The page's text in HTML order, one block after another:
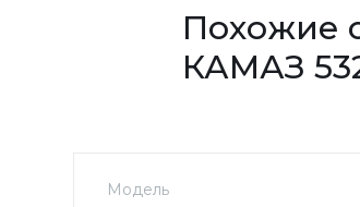
Похожие
КАМАЗ
Модель